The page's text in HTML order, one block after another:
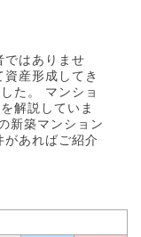
ではありませ
産形成してき
た。 マンショ
解説していま
新築マンション
あればご紹介